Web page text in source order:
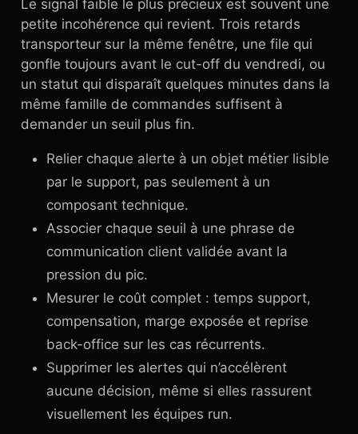
Le signal faible le plus précieux est souvent une
petite incohérence qui revient. Trois retards
transporteur sur la même fenêtre, une file qui
gonfle toujours avant le cut-off du vendredi, ou
un statut qui disparaît quelques minutes dans la
même famille de commandes suffisent à
demander un seuil plus fin.
Relier chaque alerte à un objet métier lisible
par le support, pas seulement à un
composant technique.
Associer chaque seuil à une phrase de
communication client validée avant la
pression du pic.
Mesurer le coût complet : temps support,
compensation, marge exposée et reprise
back-office sur les cas récurrents.
Supprimer les alertes qui n’accélèrent
aucune décision, même si elles rassurent
visuellement les équipes run.